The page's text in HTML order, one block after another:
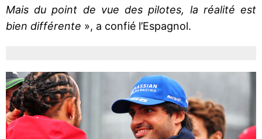
Mais du point de vue des pilotes, la réalité est
bien différente », a confié l’Espagnol.